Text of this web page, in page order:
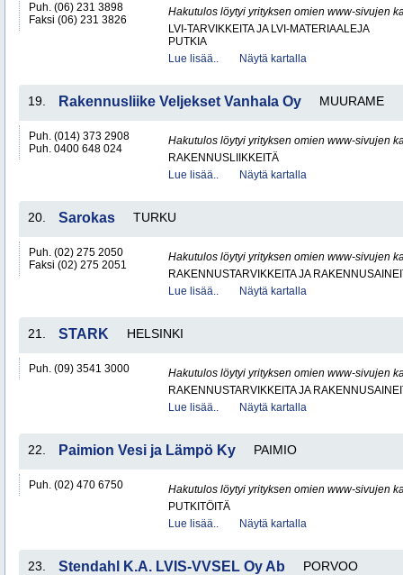
Puh. (06) 231 3898
Faksi (06) 231 3826
Hakutulos löytyi yrityksen omien www-sivujen
LVI-TARVIKKEITA JA LVI-MATERIAALEJA
PUTKIA
Lue lisää..
Näytä kartalla
19. Rakennusliike Veljekset Vanhala Oy MUURAME
Puh. (014) 373 2908
Puh. 0400 648 024
Hakutulos löytyi yrityksen omien www-sivujen
RAKENNUSLIIKKEITÄ
Lue lisää..
Näytä kartalla
20. Sarokas TURKU
Puh. (02) 275 2050
Faksi (02) 275 2051
Hakutulos löytyi yrityksen omien www-sivujen
RAKENNUSTARVIKKEITA JA
Lue lisää..
Näytä kartalla
21. STARK HELSINKI
Puh. (09) 3541 3000
Hakutulos löytyi yrityksen omien www-sivujen
RAKENNUSTARVIKKEITA JA
Lue lisää..
Näytä kartalla
22. Paimion Vesi ja Lämpö Ky PAIMIO
Puh. (02) 470 6750
Hakutulos löytyi yrityksen omien www-sivujen
PUTKITÖITÄ
Lue lisää..
Näytä kartalla
23. Stendahl K.A. LVIS-VVSEL Oy Ab PORVOO